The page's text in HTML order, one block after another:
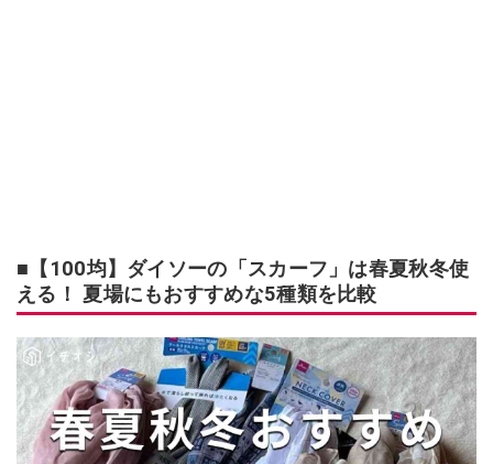
■【100均】ダイソーの「スカーフ」は春夏秋冬使
える！ 夏場にもおすすめな5種類を比較